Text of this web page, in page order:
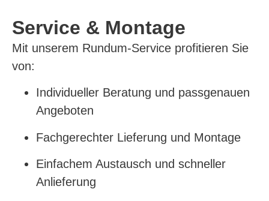
Service & Montage
Mit unserem Rundum-Service profitieren Sie
von:
Individueller Beratung und passgenauen
Angeboten
Fachgerechter Lieferung und Montage
Einfachem Austausch und schneller
Anlieferung